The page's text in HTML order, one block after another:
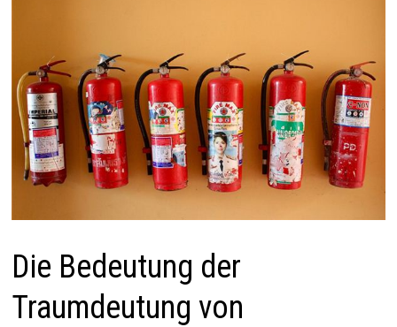
Die Bedeutung der
Traumdeutung von